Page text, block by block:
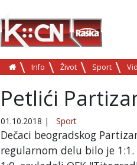
Info Život Sport
Petlići
01.10.2018 | Sport
Dečaci beogradskog
regularnom delu bilo je